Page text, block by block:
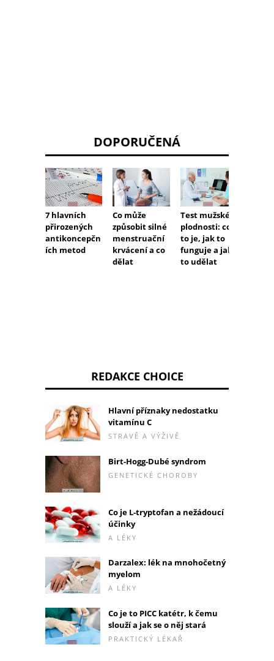
DOPORUČENÁ
7 hlavních
přirozených
antikoncepčn
ích metod
Co může
způsobit silné
menstruační
krvácení a co
dělat
Test mužské
plodnosti: co
to je, jak to
funguje a jak
to udělat
REDAKCE CHOICE
Hlavní příznaky nedostatku
vitamínu C
STRAVĚ A VÝŽIVĚ
Birt-Hogg-Dubé syndrom
GENETICKÉ CHOROBY
Co je L-tryptofan a nežádoucí
účinky
A LÉKY
Darzalex: lék na mnohočetný
myelom
A LÉKY
Co je to PICC katétr, k čemu
slouží a jak se o něj stará
PRAKTICKÝ LÉKAŘ